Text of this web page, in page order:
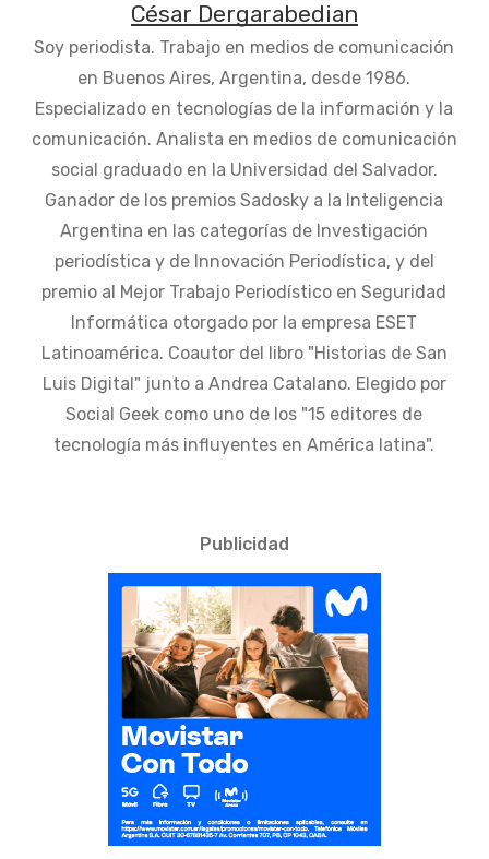
César Dergarabedian
Soy periodista. Trabajo en medios de comunicación
en Buenos Aires, Argentina, desde 1986.
Especializado en tecnologías de la información y la
comunicación. Analista en medios de comunicación
social graduado en la Universidad del Salvador.
Ganador de los premios Sadosky a la Inteligencia
Argentina en las categorías de Investigación
periodística y de Innovación Periodística, y del
premio al Mejor Trabajo Periodístico en Seguridad
Informática otorgado por la empresa ESET
Latinoamérica. Coautor del libro "Historias de San
Luis Digital" junto a Andrea Catalano. Elegido por
Social Geek como uno de los "15 editores de
tecnología más influyentes en América latina".
Publicidad